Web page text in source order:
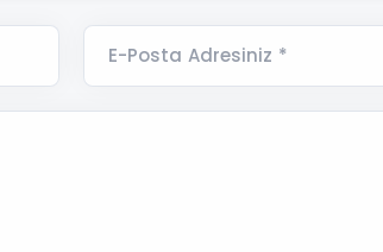
E-Posta Adresiniz *